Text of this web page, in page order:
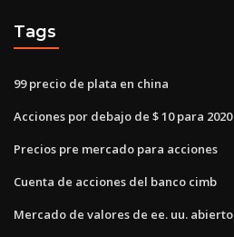
Tags
99 precio de plata en china
Acciones por debajo de $ 10 para 2020
Precios pre mercado para acciones
Cuenta de acciones del banco cimb
Mercado de valores de ee. uu. abierto